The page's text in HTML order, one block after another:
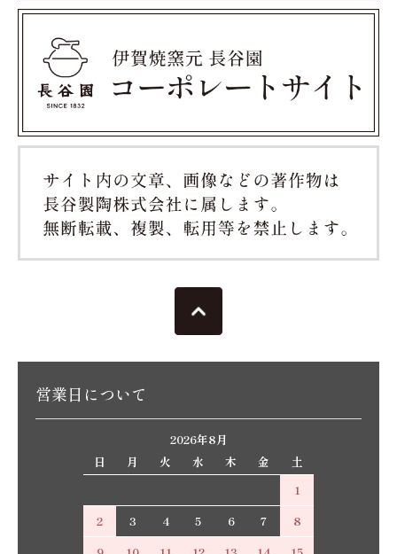
営業日について
2026年8月
日
月 火 水 木 金
土
1
2
3 4 5 6 7
8